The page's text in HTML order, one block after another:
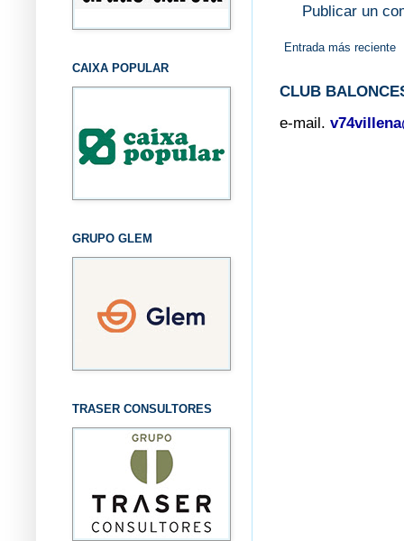
Publicar un
Entrada más reciente
CLUB
e-mail.
CAIXA POPULAR
GRUPO GLEM
TRASER CONSULTORES